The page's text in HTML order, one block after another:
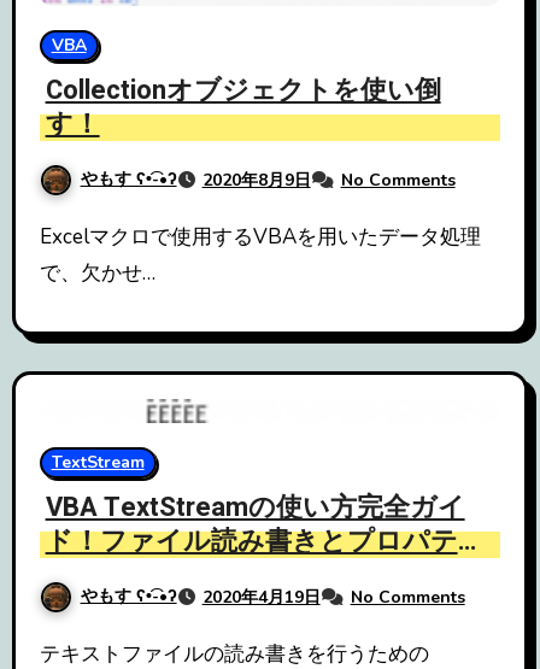
VBA
Collectionオブジェクトを使い倒
す！
やもす ʕ•͡-•ʔ 2020年8月9日 No Comments
Excelマクロで使用するVBAを用いたデータ処理
で、欠かせ…
TextStream
VBA TextStreamの使い方完全ガイ
ド！ファイル読み書きとプロパティ
解説
やもす ʕ•͡-•ʔ 2020年4月19日 No Comments
テキストファイルの読み書きを行うための